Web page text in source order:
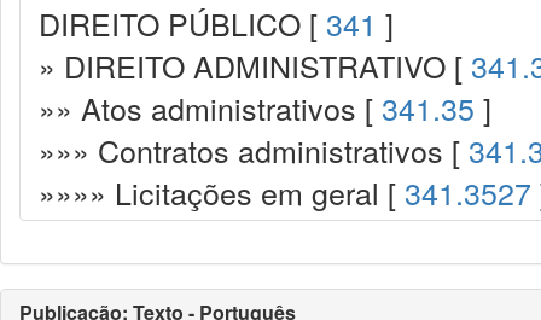
DIREITO PÚBLICO [ 341 ]
» DIREITO ADMINISTRATIVO [
»» Atos administrativos [ 341.35 ]
»»» Contratos administrativos [
»»»» Licitações em geral [ 341.3527
Publicação: Texto - Português